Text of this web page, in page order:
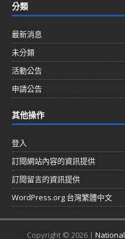
分類
最新消息
未分類
活動公告
申請公告
其他操作
登入
訂閱網站內容的資訊提供
訂閱留言的資訊提供
WordPress.org 台灣繁體中文
Copyright © 2026 |